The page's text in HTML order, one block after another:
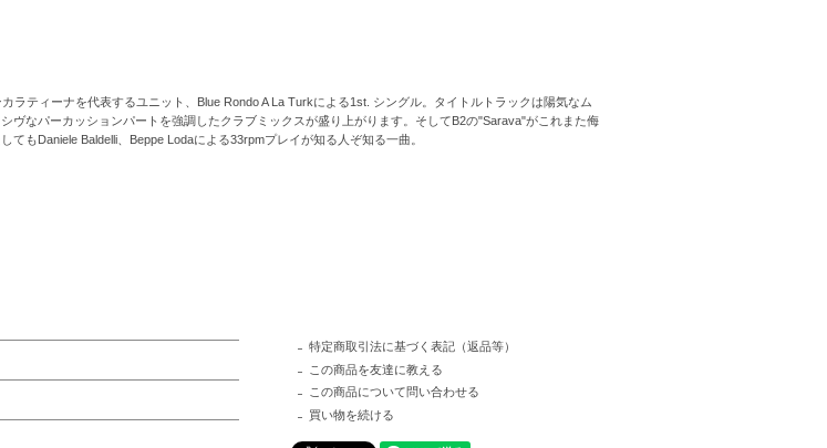
ラティーナを代表するユニット、Blue Rondo A La Turkによる1st. シングル。タイトルトラックは陽気なム
ヴなパーカッションパートを強調したクラブミックスが盛り上がります。そしてB2の"Sarava"がこれまた侮
もDaniele Baldelli、Beppe Lodaによる33rpmプレイが知る人ぞ知る一曲。
特定商取引法に基づく表記（返品等）
この商品を友達に教える
この商品について問い合わせる
買い物を続ける